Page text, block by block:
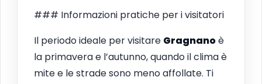
### Informazioni pratiche per i visitatori
Il periodo ideale per visitare Gragnanoè
la primavera e l’autunno, quando il clima è
mite e le strade sono meno affollate. Ti